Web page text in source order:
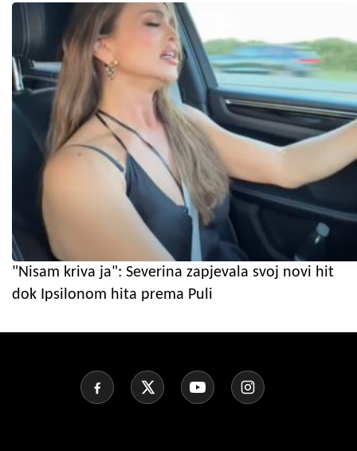
"Nisam kriva ja": Severina zapjevala svoj novi hit
dok Ipsilonom hita prema Puli